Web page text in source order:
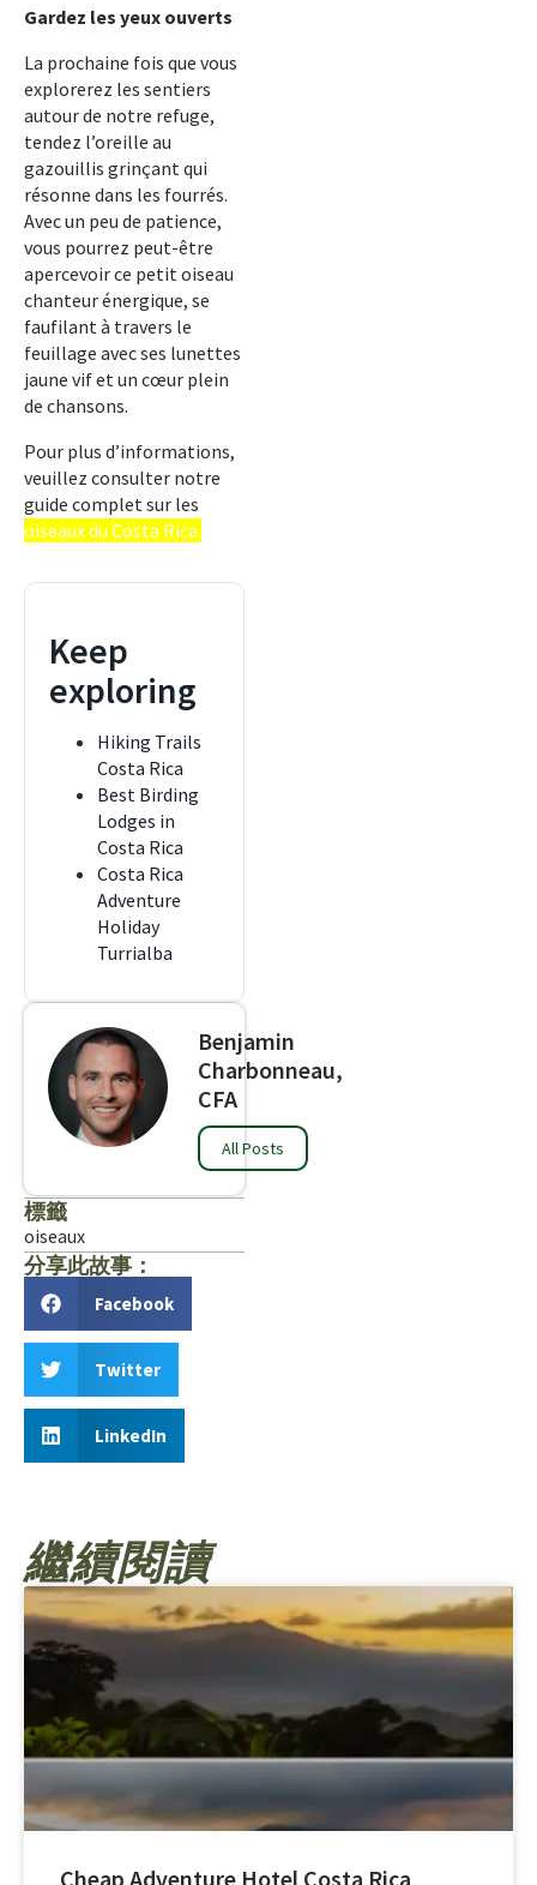
Gardez les yeux ouverts
La prochaine fois que vous
explorerez les sentiers
autour de notre refuge,
tendez l’oreille au
gazouillis grinçant qui
résonne dans les fourrés.
Avec un peu de patience,
vous pourrez peut-être
apercevoir ce petit oiseau
chanteur énergique, se
faufilant à travers le
feuillage avec ses lunettes
jaune vif et un cœur plein
de chansons.
Pour plus d’informations,
veuillez consulter notre
guide complet sur les
oiseaux du Costa Rica.
Keep
exploring
Hiking Trails
Costa Rica
Best Birding
Lodges in
Costa Rica
Costa Rica
Adventure
Holiday
Turrialba
Benjamin
Charbonneau,
CFA
All Posts
標籤
oiseaux
分享此故事：
Facebook
Twitter
LinkedIn
繼續閱讀
Cheap Adventure Hotel Costa Rica